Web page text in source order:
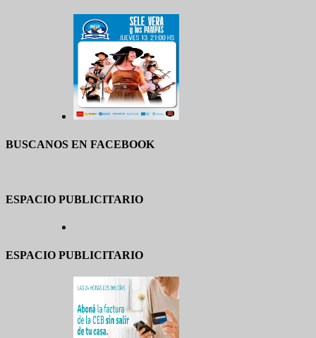
BUSCANOS EN FACEBOOK
ESPACIO PUBLICITARIO
ESPACIO PUBLICITARIO